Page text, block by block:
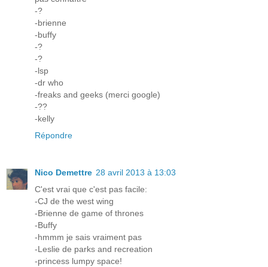
-?
-brienne
-buffy
-?
-?
-lsp
-dr who
-freaks and geeks (merci google)
-??
-kelly
Répondre
Nico Demettre 28 avril 2013 à 13:03
C'est vrai que c'est pas facile:
-CJ de the west wing
-Brienne de game of thrones
-Buffy
-hmmm je sais vraiment pas
-Leslie de parks and recreation
-princess lumpy space!